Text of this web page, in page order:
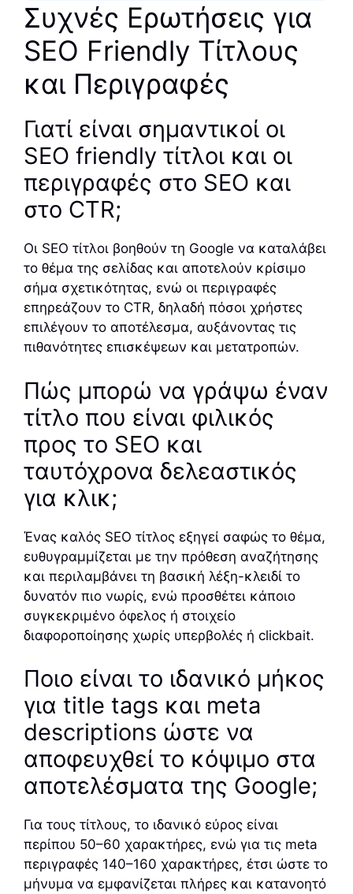
Συχνές Ερωτήσεις για
SEO Friendly Τίτλους
και Περιγραφές
Γιατί είναι σημαντικοί οι
SEO friendly τίτλοι και οι
περιγραφές στο SEO και
στο CTR;
Οι SEO τίτλοι βοηθούν τη Google να καταλάβει
το θέμα της σελίδας και αποτελούν κρίσιμο
σήμα σχετικότητας, ενώ οι περιγραφές
επηρεάζουν το CTR, δηλαδή πόσοι χρήστες
επιλέγουν το αποτέλεσμα, αυξάνοντας τις
πιθανότητες επισκέψεων και μετατροπών.
Πώς μπορώ να γράψω έναν
τίτλο που είναι φιλικός
προς το SEO και
ταυτόχρονα δελεαστικός
για κλικ;
Ένας καλός SEO τίτλος εξηγεί σαφώς το θέμα,
ευθυγραμμίζεται με την πρόθεση αναζήτησης
και περιλαμβάνει τη βασική λέξη-κλειδί το
δυνατόν πιο νωρίς, ενώ προσθέτει κάποιο
συγκεκριμένο όφελος ή στοιχείο
διαφοροποίησης χωρίς υπερβολές ή clickbait.
Ποιο είναι το ιδανικό μήκος
για title tags και meta
descriptions ώστε να
αποφευχθεί το κόψιμο στα
αποτελέσματα της Google;
Για τους τίτλους, το ιδανικό εύρος είναι
περίπου 50–60 χαρακτήρες, ενώ για τις meta
περιγραφές 140–160 χαρακτήρες, έτσι ώστε το
μήνυμα να εμφανίζεται πλήρες και κατανοητό